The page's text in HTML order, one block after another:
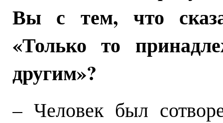
Вы с тем, что
«Только то
другим»?
– Человек был